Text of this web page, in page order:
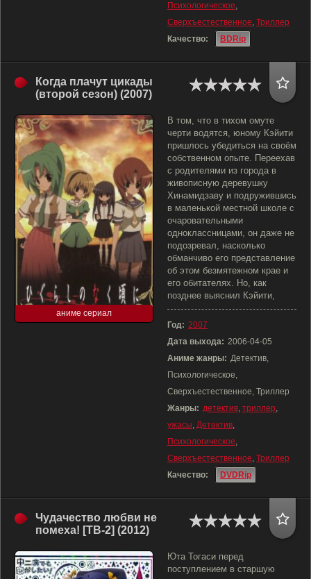
Психологическое,
Сверхъестественное, Триллер
Качество:
BDRip
Когда плачут цикады
(второй сезон) (2007)
аниме сериал
В том, что в тихом омуте
черти водятся, юному Кэйити
пришлось убедиться на своём
собственном опыте. Переехав
с родителями из города в
живописную деревушку
Хинамидзаву и подружившись
в маленькой местной школе с
очаровательными
одноклассницами, он даже не
подозревал, насколько
обманчиво его представление
об этом безмятежном крае и
его обитателях. Но, как
позднее выяснил Кэйити,
Год: 2007
Дата выхода: 2006-04-05
Аниме жанры: Детектив,
Психологическое,
Сверхъестественное, Триллер
Жанры: детектив, триллер,
ужасы, Детектив,
Психологическое,
Сверхъестественное, Триллер
Качество:
DVDRip
Чудачество любви не
помеха! [ТВ-2] (2012)
Юта Тогаси перед
поступлением в старшую